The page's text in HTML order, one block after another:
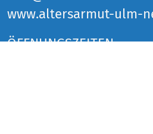
www.altersarmut-ulm-
ÖFFNUNGSZEITEN